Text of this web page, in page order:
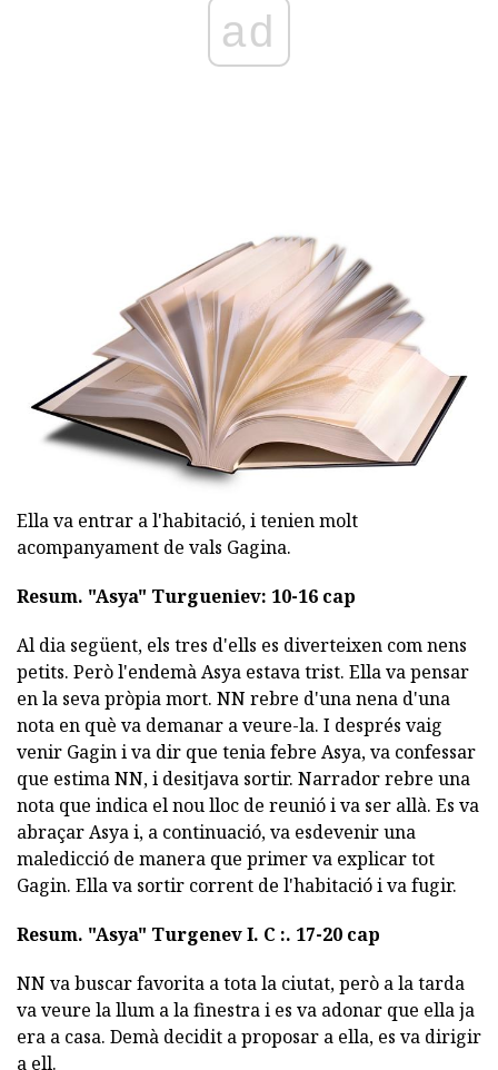
ad
Ella va entrar a l'habitació, i tenien molt
acompanyament de vals Gagina.
Resum. "Asya" Turgueniev: 10-16 cap
Al dia següent, els tres d'ells es diverteixen com nens
petits. Però l'endemà Asya estava trist. Ella va pensar
en la seva pròpia mort. NN rebre d'una nena d'una
nota en què va demanar a veure-la. I després vaig
venir Gagin i va dir que tenia febre Asya, va confessar
que estima NN, i desitjava sortir. Narrador rebre una
nota que indica el nou lloc de reunió i va ser allà. Es va
abraçar Asya i, a continuació, va esdevenir una
maledicció de manera que primer va explicar tot
Gagin. Ella va sortir corrent de l'habitació i va fugir.
Resum. "Asya" Turgenev I. C :. 17-20 cap
NN va buscar favorita a tota la ciutat, però a la tarda
va veure la llum a la finestra i es va adonar que ella ja
era a casa. Demà decidit a proposar a ella, es va dirigir
a ell.